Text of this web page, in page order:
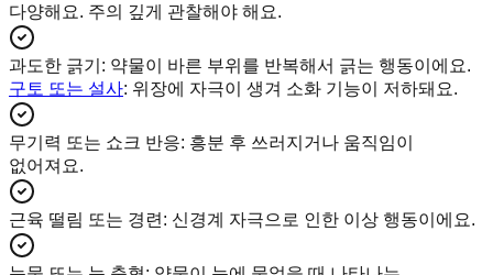
다양해요. 주의 깊게 관찰해야 해요.
과도한 긁기 : 약물이 바른 부위를 반복해서 긁는 행동이에요.
구토 또는 설사: 위장에 자극이 생겨 소화 기능이 저하돼요.
무기력 또는 쇼크 반응: 흥분 후 쓰러지거나 움직임이
없어져요.
근육 떨림 또는 경련 : 신경계 자극으로 인한 이상 행동이에요.